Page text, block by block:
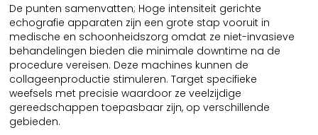
De punten samenvatten; Hoge intensiteit gerichte
echografie apparaten zijn een grote stap vooruit in
medische en schoonheidszorg omdat ze niet-invasieve
behandelingen bieden die minimale downtime na de
procedure vereisen. Deze machines kunnen de
collageenproductie stimuleren. Target specifieke
weefsels met precisie waardoor ze veelzijdige
gereedschappen toepasbaar zijn, op verschillende
gebieden.